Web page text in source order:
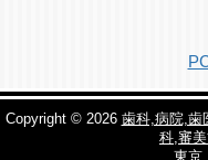
Copyright © 2026 歯科,病院,歯
科,審
東京